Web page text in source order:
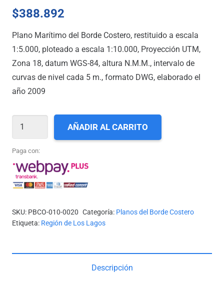
$388.892
Plano Marítimo del Borde Costero, restituido a escala
1:5.000, ploteado a escala 1:10.000, Proyección UTM,
Zona 18, datum WGS-84, altura N.M.M., intervalo de
curvas de nivel cada 5 m., formato DWG, elaborado el
año 2009
MAULLÍN
(QUENUIR
A
MAULLÍN)
AÑADIR AL CARRITO
Paga con:
SKU: PBCO-010-0020 Categoría: Planos del Borde Costero
Etiqueta: Región de Los Lagos
Descripción